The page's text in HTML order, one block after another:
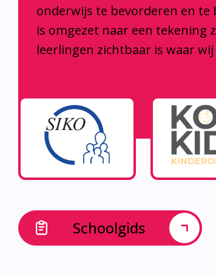
onderwijs te bevorderen en te
is omgezet naar een tekening
leerlingen zichtbaar is waar
Schoolgids